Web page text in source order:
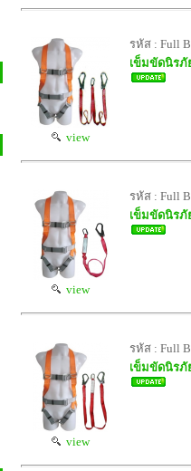
view
รหัส : Full
เข็มขัดนิรภั
view
รหัส : Full
เข็มขัดนิรภั
view
รหัส : Full
เข็มขัดนิรภั